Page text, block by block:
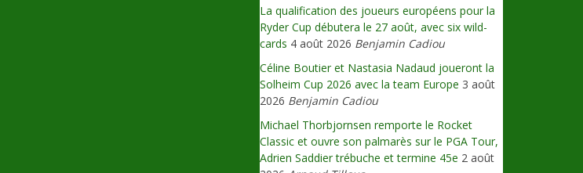
La qualification des joueurs européens pour la
Ryder Cup débutera le 27 août, avec six wild-
cards 4 août 2026 Benjamin Cadiou
Céline Boutier et Nastasia Nadaud joueront la
Solheim Cup 2026 avec la team Europe 3 août
2026 Benjamin Cadiou
Michael Thorbjornsen remporte le Rocket
Classic et ouvre son palmarès sur le PGA Tour,
Adrien Saddier trébuche et termine 45e 2 août